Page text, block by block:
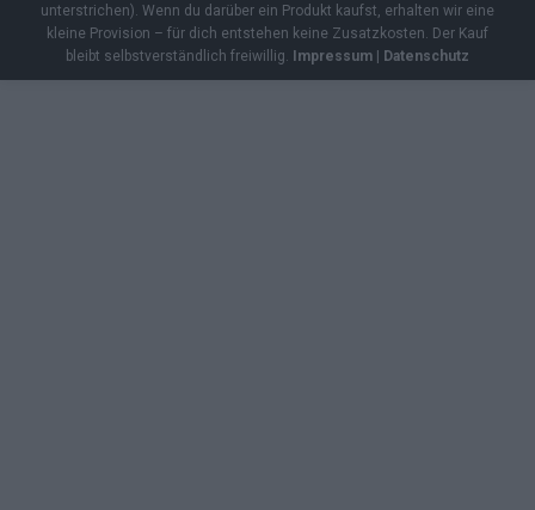
unterstrichen). Wenn du darüber ein Produkt kaufst, erhalten wir eine
kleine Provision – für dich entstehen keine Zusatzkosten. Der Kauf
bleibt selbstverständlich freiwillig. Impressum | Datenschutz